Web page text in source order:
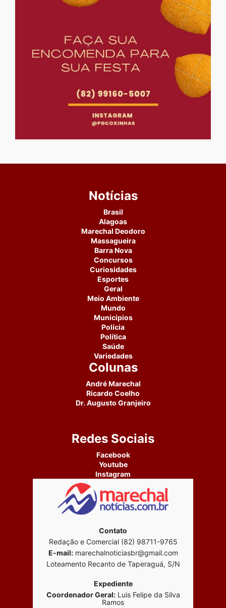
Notícias
Brasil
Alagoas
Marechal Deodoro
Massagueira
Barra Nova
Concursos
Curiosidades
Esportes
Geral
Meio Ambiente
Mundo
Municipios
Polícia
Política
Saúde
Variedades
Colunas
André Marechal
Ricardo Coelho
Dr. Augusto Granjeiro
Redes Sociais
Facebook
Youtube
Instagram
Contato
Redação e Comercial (82) 98711-9765
E-mail:marechalnoticiasbr@gmail.com
Loteamento Recanto de Taperaguá, S/N
Expediente
Coordenador Geral:Luis Felipe da Silva
Ramos